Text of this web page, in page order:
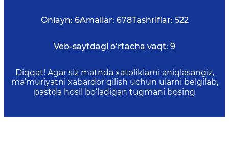
Onlayn: 6Amallar: 678Tashriflar: 522
Veb-saytdagi o‘rtacha vaqt: 9
Diqqat! Agar siz matnda xatoliklarni aniqlasangiz,
ma’muriyatni xabardor qilish uchun ularni belgilab,
pastda hosil bo‘ladigan tugmani bosing